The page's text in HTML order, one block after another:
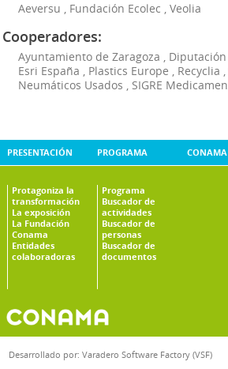
Aeversu , Fundación Ecolec , Veolia
Cooperadores:
Ayuntamiento de Zaragoza ,
Esri España , Plastics Europe , Recyclia ,
Neumáticos Usados , SIGRE
PRESENTACIÓN
Protagoniza la
transformación
La exposición
La Fundación
Conama
Entidades
colaboradoras
PROGRAMA
Programa
Buscador de
actividades
Buscador de
personas
Buscador de
documentos
Desarrollado por: Varadero Software Factory (VSF)